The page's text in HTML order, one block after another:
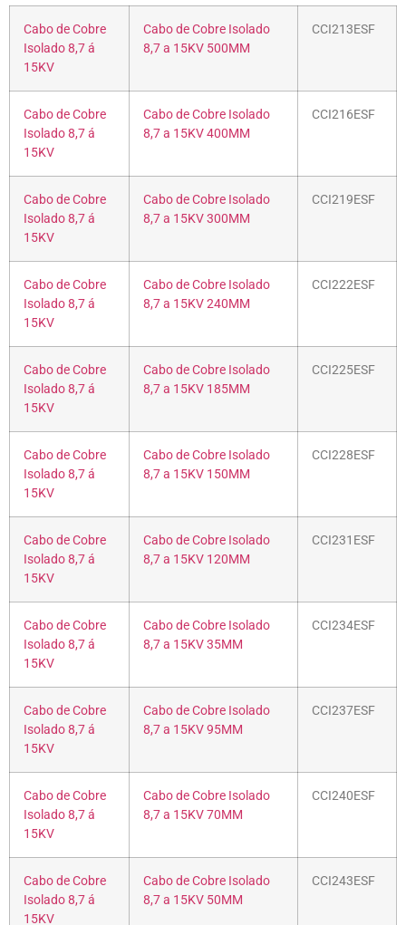
Cabo de Cobre
Isolado 8,7 á
15KV
Cabo de Cobre Isolado
8,7 a 15KV 500MM
CCI213ESF
Cabo de Cobre
Isolado 8,7 á
15KV
Cabo de Cobre Isolado
8,7 a 15KV 400MM
CCI216ESF
Cabo de Cobre
Isolado 8,7 á
15KV
Cabo de Cobre Isolado
8,7 a 15KV 300MM
CCI219ESF
Cabo de Cobre
Isolado 8,7 á
15KV
Cabo de Cobre Isolado
8,7 a 15KV 240MM
CCI222ESF
Cabo de Cobre
Isolado 8,7 á
15KV
Cabo de Cobre Isolado
8,7 a 15KV 185MM
CCI225ESF
Cabo de Cobre
Isolado 8,7 á
15KV
Cabo de Cobre Isolado
8,7 a 15KV 150MM
CCI228ESF
Cabo de Cobre
Isolado 8,7 á
15KV
Cabo de Cobre Isolado
8,7 a 15KV 120MM
CCI231ESF
Cabo de Cobre
Isolado 8,7 á
15KV
Cabo de Cobre Isolado
8,7 a 15KV 35MM
CCI234ESF
Cabo de Cobre
Isolado 8,7 á
15KV
Cabo de Cobre Isolado
8,7 a 15KV 95MM
CCI237ESF
Cabo de Cobre
Isolado 8,7 á
15KV
Cabo de Cobre Isolado
8,7 a 15KV 70MM
CCI240ESF
Cabo de Cobre
Isolado 8,7 á
15KV
Cabo de Cobre Isolado
8,7 a 15KV 50MM
CCI243ESF